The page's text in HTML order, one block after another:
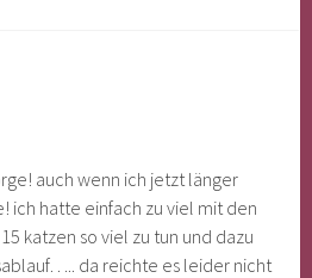
auch wenn ich jetzt länger
ich hatte einfach zu viel mit den
katzen so viel zu tun und dazu
da reichte es leider nicht